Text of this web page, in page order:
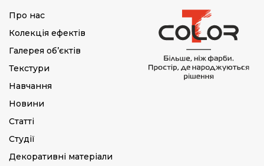
Про нас
Колекція ефектів
Галерея об’єктів
Текстури
Навчання
Новини
Статті
Студії
Декоративні матеріали